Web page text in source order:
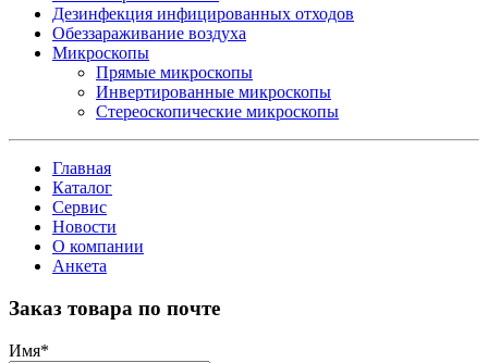
Дезинфекция инфицированных отходов
Обеззараживание воздуха
Микроскопы
Прямые микроскопы
Инвертированные микроскопы
Стереоскопические микроскопы
Главная
Каталог
Сервис
Новости
О компании
Анкета
Заказ товара по почте
Имя*